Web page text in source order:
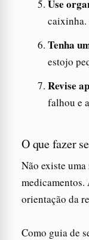
Use
caixinha.
Tenha
estojo
Revise
falhou e
O que fazer
Não existe
orientação da
Como guia de